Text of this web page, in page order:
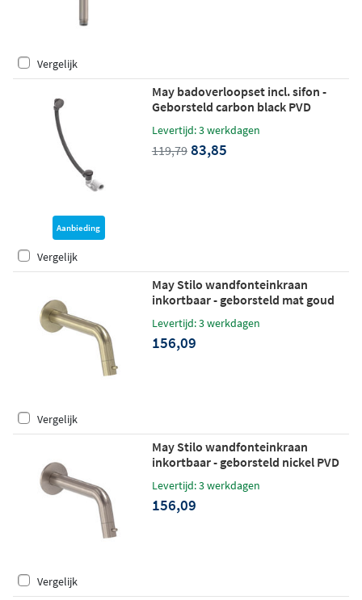
Vergelijk
Aanbieding
May badoverloopset incl. sifon -
Geborsteld carbon black PVD
Levertijd: 3 werkdagen
119,79 83,85
Vergelijk
May Stilo wandfonteinkraan
inkortbaar - geborsteld mat goud
Levertijd: 3 werkdagen
156,09
Vergelijk
May Stilo wandfonteinkraan
inkortbaar - geborsteld nickel PVD
Levertijd: 3 werkdagen
156,09
Vergelijk